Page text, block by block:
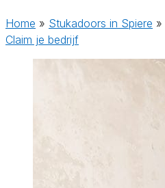
Home » Stukadoors in Spiere »
Claim je bedrijf